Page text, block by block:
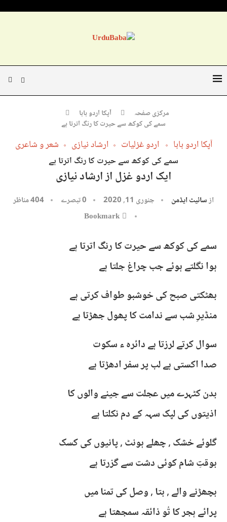
مرکزی صفحہ
آپکا اردو بابا
سمے کی کوکھ سے حیرت کا رنگ اترتا ہے
آپکا اردو بابا اردو غزلیات ارشاد نیازی شعر و شاعری
سمے کی کوکھ سے حیرت کا رنگ اترتا ہے
ایک اردو غزل از ارشاد نیازی
ازسائیٹ ایڈمن جنوری 11, 2020 0 تبصرے 404مناظر
Bookmark
سمے کی کوکھ سے حیرت کا رنگ اترتا ہے
ہوا نگلتے ہوئے جب چراغ جلتا ہے
بھٹکتی صبح کی خوشبو طواف کرتی ہے
منڈیرِ شب سے ندامت کا پھول جھڑتا ہے
سوال کرتے لرزتا ہے دائرہ ء سکوت
صدا اکستی ہے لب پر سفر ادھڑتا ہے
بدن کٹہرے میں عجلت سے جینے والوں کا
اذیتوں کی لپک سہہ کے دم نکلتا ہے
گلوئے خشک , چھلے ہونٹ , پانیوں کی کسک
بوقتِ شام کوئی دشت سے گزرتا ہے
بچھڑنے والے , بتا , وصل کی تمنا میں
پرائے ہجر کا تُو ذائقہ سمجھتا ہے